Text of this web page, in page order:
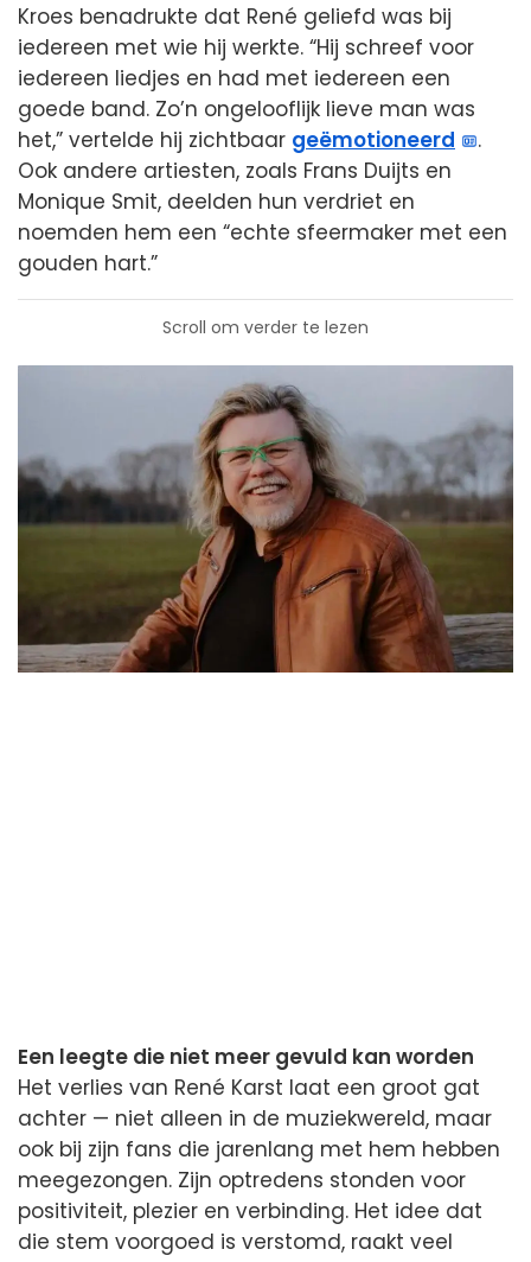
Kroes benadrukte dat René geliefd was bij
iedereen met wie hij werkte. “Hij schreef voor
iedereen liedjes en had met iedereen een
goede band. Zo’n ongelooflijk lieve man was
het,” vertelde hij zichtbaar geëmotioneerd
.
Ook andere artiesten, zoals Frans Duijts en
Monique Smit, deelden hun verdriet en
noemden hem een “echte sfeermaker met een
gouden hart.”
Scroll om verder te lezen
Een leegte die niet meer gevuld kan worden
Het verlies van René Karst laat een groot gat
achter — niet alleen in de muziekwereld, maar
ook bij zijn fans die jarenlang met hem hebben
meegezongen. Zijn optredens stonden voor
positiviteit, plezier en verbinding. Het idee dat
die stem voorgoed is verstomd, raakt veel